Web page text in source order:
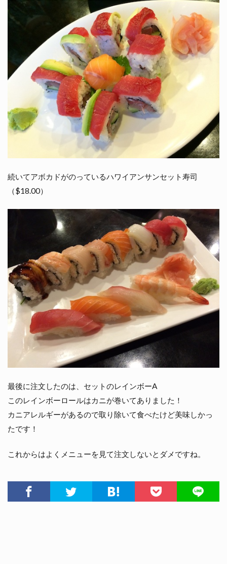
続いてアボカドがのっているハワイアンサンセット寿司
（$18.00）
最後に注文したのは、セットのレインボーA
このレインボーロールはカニが巻いてありました！
カニアレルギーがあるので取り除いて食べたけど美味しかっ
たです！
これからはよくメニューを見て注文しないとダメですね。